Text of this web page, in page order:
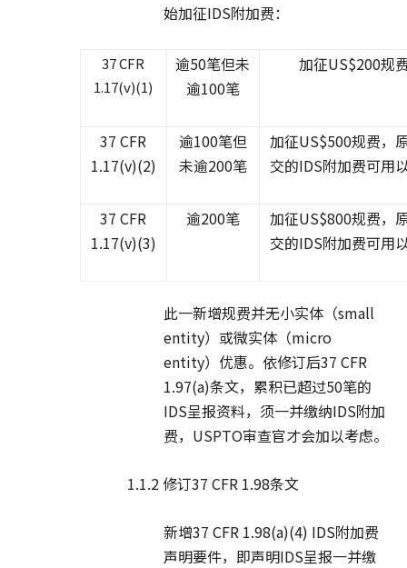
始加征IDS附加费：
37 CFR
1.17(v)(1)
逾50笔但未
逾100笔
加征US$200规
37 CFR
1.17(v)(2)
逾100笔但
未逾200笔
加征US$500规费，
交的IDS附加费可用
37 CFR
1.17(v)(3)
逾200笔
加征US$800规费，
交的IDS附加费可用
此一新增规费并无小实体（small
entity）或微实体（micro
entity）优惠。依修订后37 CFR
1.97(a)条文，累积已超过50笔的
IDS呈报资料，须一并缴纳IDS附加
费，USPTO审查官才会加以考虑。
1.1.2 修订37 CFR 1.98条文
新增37 CFR 1.98(a)(4) IDS附加费
声明要件，即声明IDS呈报一并缴